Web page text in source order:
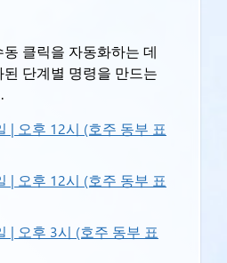
클릭을 자동화하는 데
단계별 명령을 만드는
| 오후 12시 (호주 동부 표
| 오후 12시 (호주 동부 표
| 오후 3시 (호주 동부 표